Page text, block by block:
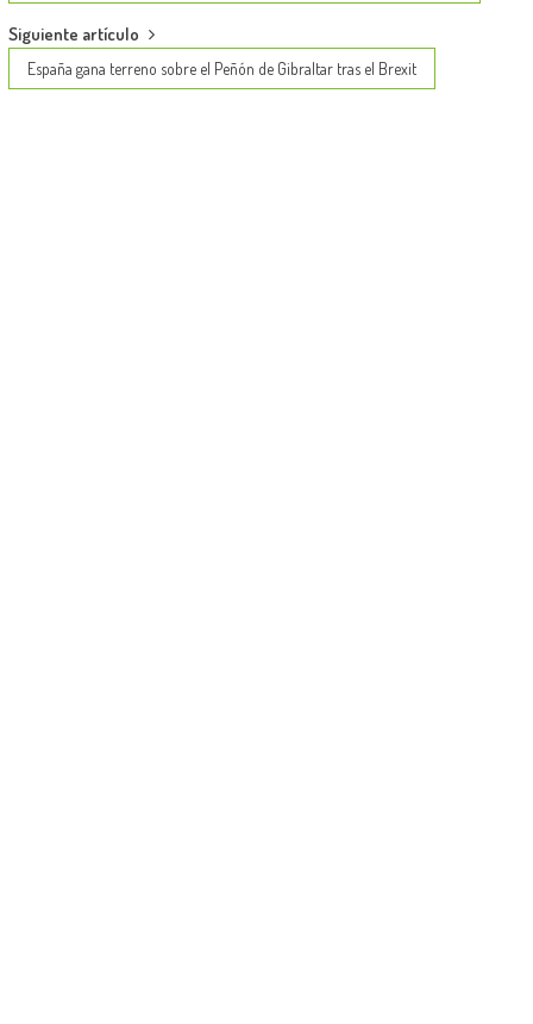
Siguiente artículo
España gana terreno sobre el Peñón de Gibraltar tras el Brexit